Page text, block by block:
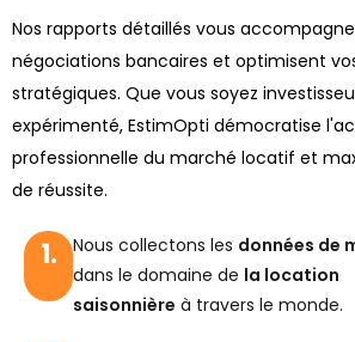
Nos rapports détaillés vous
négociations bancaires et optimisent
stratégiques. Que vous soyez
expérimenté, EstimOpti démocratise
professionnelle du marché locatif et
de réussite.
1. Nous collectons les données de
dans le domaine de la location
saisonnière à travers le monde.